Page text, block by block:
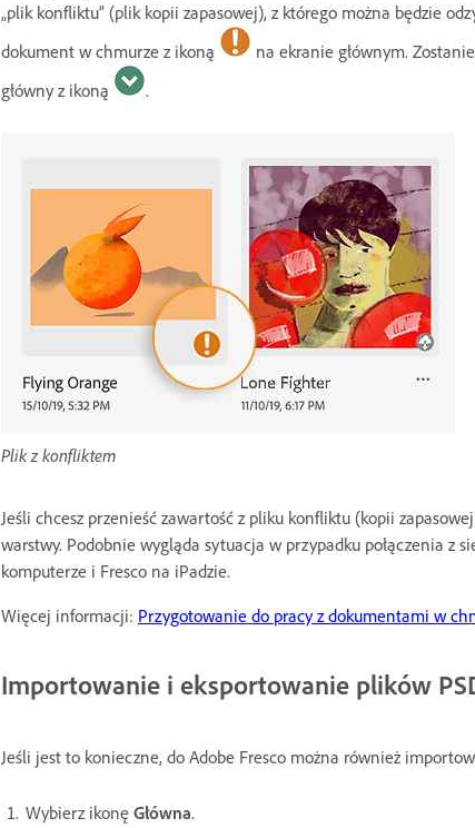
„plik konfliktu” (plik kopii zapasowej), z którego można będzie
dokument w chmurze z ikoną
na ekranie głównym.
główny z ikoną
.
Plik z konfliktem
Jeśli chcesz przenieść zawartość z pliku konfliktu (kopii
warstwy. Podobnie wygląda sytuacja w przypadku połączenia z
komputerze i Fresco na iPadzie.
Więcej informacji: Przygotowanie do pracy z dokumentami w
Importowanie i eksportowanie plików
Jeśli jest to konieczne, do Adobe Fresco można również
Wybierz ikonę Główna.